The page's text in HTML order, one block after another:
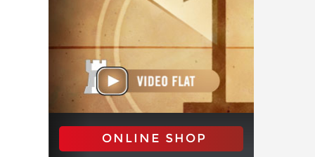
ONLINE SHOP